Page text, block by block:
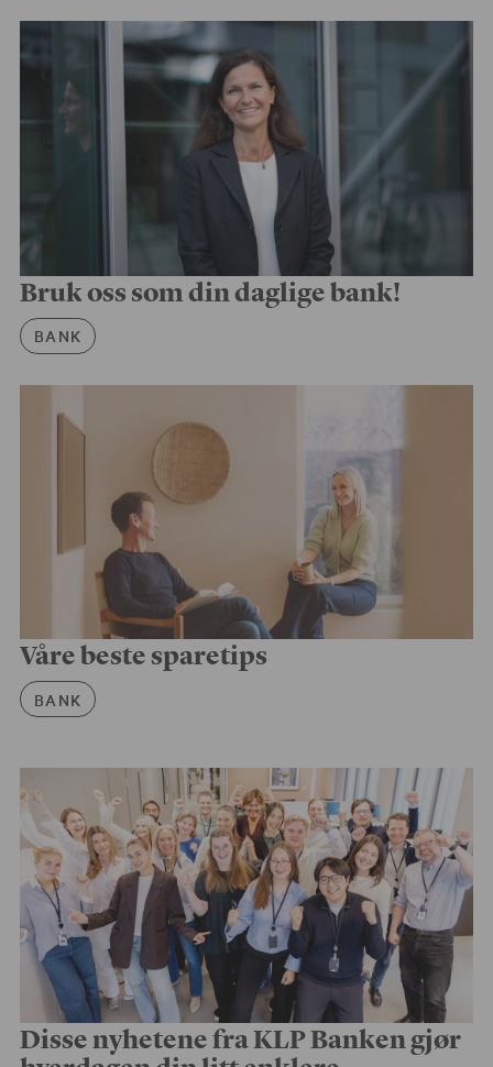
Bruk oss som din daglige bank!
BANK Artikkelkategori
Våre beste sparetips
BANK Artikkelkategori
Disse nyhetene fra KLP Banken gjør